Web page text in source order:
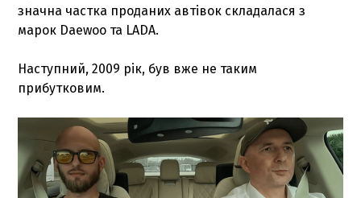
значна частка проданих автівок складалася з
марок Daewoo та LADA.
Наступний, 2009 рік, був вже не таким
прибутковим.